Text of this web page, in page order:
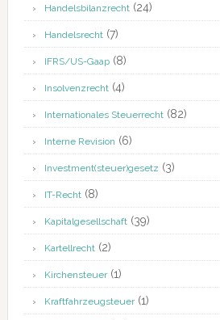
Handelsbilanzrecht(24)
Handelsrecht(7)
IFRS/US-Gaap(8)
Insolvenzrecht(4)
Internationales Steuerrecht(82)
Interne Revision (6)
Investment(steuer)gesetz (3)
IT-Recht(8)
Kapitalgesellschaft(39)
Kartellrecht(2)
Kirchensteuer(1)
Kraftfahrzeugsteuer(1)